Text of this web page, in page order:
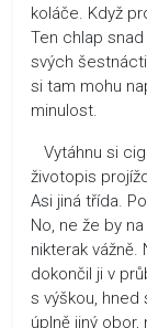
koláče. Když
Ten chlap
svých
si tam mohu
minulost.
Vytáhnu si
životopis
Asi jiná třída.
No, ne že by
nikterak
dokončil ji v
s výškou, hned
úplně jiný